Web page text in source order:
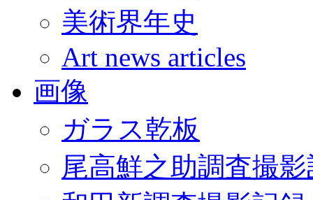
美術界年史
Art news articles
画像
ガラス乾板
尾高鮮之助調査撮